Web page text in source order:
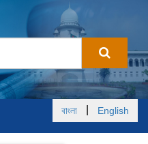
বাংলা English